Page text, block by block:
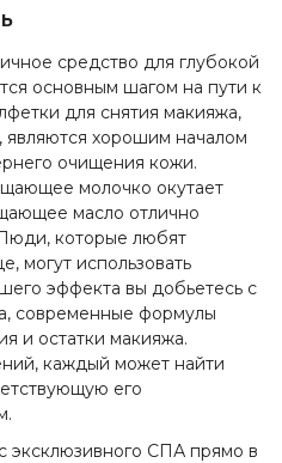
средство для глубокой
основным шагом на пути к
для снятия макияжа,
хорошим началом
очищения кожи.
молочко окутает
масло отлично
которые любят
могут использовать
эффекта вы добьетесь с
, современные формулы
и остатки макияжа.
каждый может найти
его
эксклюзивного СПА прямо в